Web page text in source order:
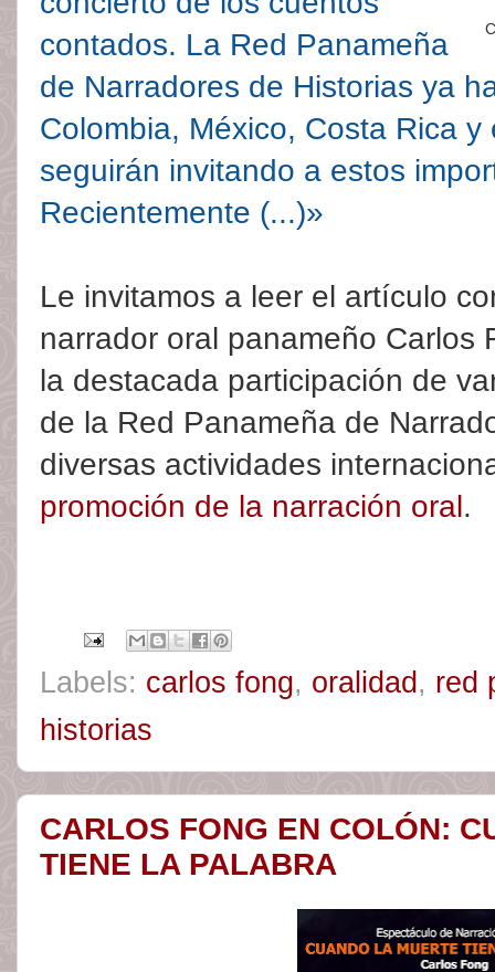
contados. La Red Panameña
de Narradores de Historias ya
Colombia, México, Costa Rica
seguirán invitando a estos
Recientemente (...)»
Le invitamos a leer el artículo
narrador oral panameño Carlos
la destacada participación de
de la Red Panameña de
diversas actividades
promoción de la narración oral.
Labels: carlos fong, oralidad , red
historias
CARLOS FONG EN COLÓN:
TIENE LA PALABRA